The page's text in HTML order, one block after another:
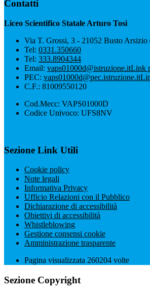
Contatti
Liceo Scientifico Statale Arturo Tosi
Via T. Grossi, 3 - 21052 Busto
Tel: 0331.350660
Tel: 333.8904344
Email: vaps01000d@istruzione.itLink
PEC: vaps01000d@pec.istruzione.it
C.F.: 81009550120
Cod.Mecc: VAPS01000D
Codice Univoco: UFS8NV
Sezione Link Utili
Cookie policy
Note legali
Informativa Privacy
Ufficio Relazioni con il Pubblico
Dichiarazione di accessibilità
Obiettivi di accessibilità
Whistleblowing
Gestione consensi cookie
Amministrazione trasparente
Pagina visualizzata 260204 volte
Sezione Copyright